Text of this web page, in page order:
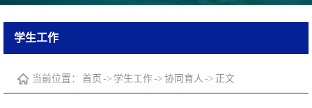
学生工作
当前位置： 首页 -> 学生工作-> 协同育人 -> 正文